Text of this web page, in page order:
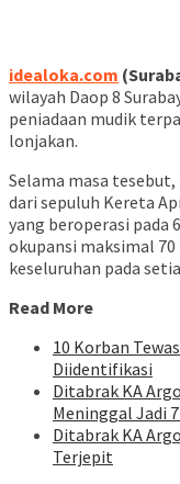
idealoka.com
wilayah Daop 8
peniadaan mudik
lonjakan.
Selama masa
dari sepuluh Kereta
yang beroperasi pada
okupansi maksimal
keseluruhan pada
Read More
10 Korban
Diidentifikasi
Ditabrak KA
Meninggal Jadi
Ditabrak KA
Terjepit